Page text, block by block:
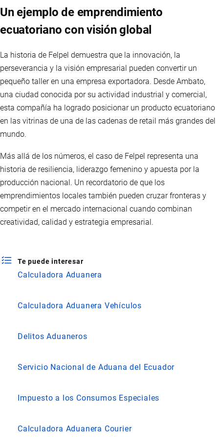
Un ejemplo de emprendimiento
ecuatoriano con visión global
La historia de Felpel demuestra que la innovación, la
perseverancia y la visión empresarial pueden convertir un
pequeño taller en una empresa exportadora. Desde Ambato,
una ciudad conocida por su actividad industrial y comercial,
esta compañía ha logrado posicionar un producto ecuatoriano
en las vitrinas de una de las cadenas de retail más grandes del
mundo.
Más allá de los números, el caso de Felpel representa una
historia de resiliencia, liderazgo femenino y apuesta por la
producción nacional. Un recordatorio de que los
emprendimientos locales también pueden cruzar fronteras y
competir en el mercado internacional cuando combinan
creatividad, calidad y estrategia empresarial.
Te puede interesar
Calculadora Aduanera
Calculadora Aduanera Vehículos
Delitos Aduaneros
Servicio Nacional de Aduana del Ecuador
Impuesto a los Consumos Especiales
Calculadora Aduanera Courier